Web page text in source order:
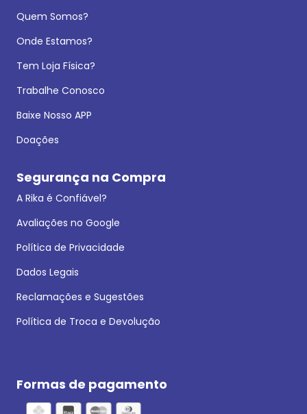
Quem Somos?
Onde Estamos?
Tem Loja Física?
Trabalhe Conosco
Baixe Nosso APP
Doações
Segurança na Compra
A Rika é Confiável?
Avaliações no Google
Política de Privacidade
Dados Legais
Reclamações e Sugestões
Política de Troca e Devolução
Formas de pagamento